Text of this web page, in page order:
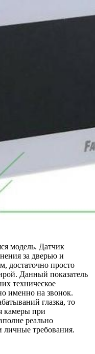
модель. Датчик
за дверью и
достаточно просто
Данный показатель
техническое
именно на звонок.
глазка, то
камеры при
реально
личные требования.